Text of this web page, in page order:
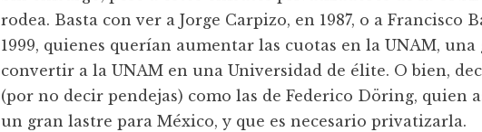
rodea. Basta con ver a Jorge Carpizo, en 1987, o a Francisco
1999, quienes querían aumentar las cuotas en la UNAM,
convertir a la UNAM en una Universidad de élite. O bien,
(por no decir pendejas) como las de Federico Döring, quien
un gran lastre para México, y que es necesario privatizarla.